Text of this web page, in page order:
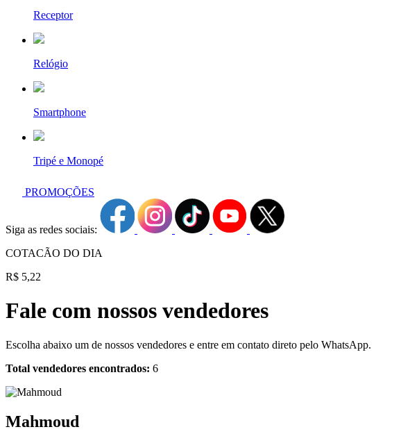
Receptor
Relógio
Smartphone
Tripé e Monopé
PROMOÇÕES
Siga as redes sociais:
COTACÃO DO DIA
R$ 5,22
Fale com nossos vendedores
Escolha abaixo um de nossos vendedores e entre em contato direto pelo WhatsApp.
Total vendedores encontrados: 6
Mahmoud